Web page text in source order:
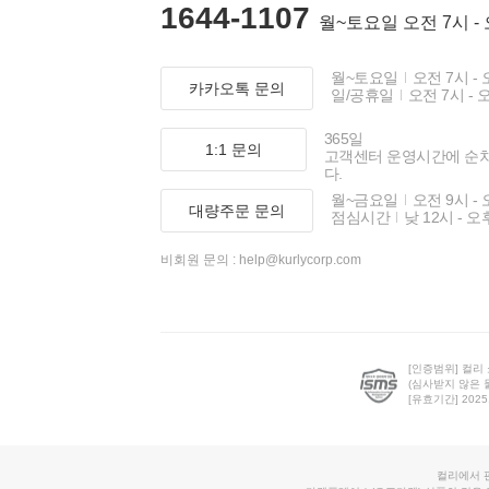
1644-1107 월~토요일 오전 7시 -
카카오톡 문의
월~토요일
오전 7시 -
일/공휴일
오전 7시 -
1:1 문의
365일
고객센터 운영시간에 순
다.
대량주문 문의
월~금요일
오전 9시 -
점심시간
낮 12시 - 오
비회원 문의 : help@kurlycorp.com
[인증범위] 컬리
(심사받지 않은
[유효기간]
컬리에서